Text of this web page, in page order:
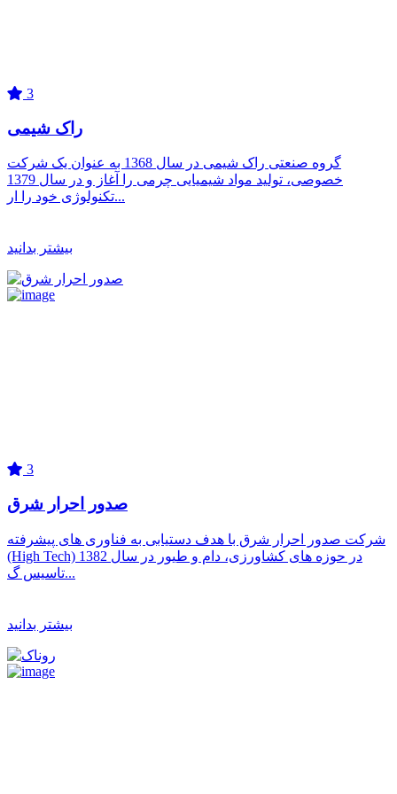
3
راک شیمی
گروه صنعتی راک شیمی در سال 1368 به عنوان یک شرکت
خصوصی، تولید مواد شیمیایی چرمی را آغاز و در سال 1379
تکنولوژی خود را ار...
بیشتر بدانید
3
صدور احرار شرق
شرکت صدور احرار شرق با هدف دستیابی به فناوری های پیشرفته
(High Tech) در حوزه های کشاورزی، دام و طیور در سال 1382
تاسیس گ...
بیشتر بدانید